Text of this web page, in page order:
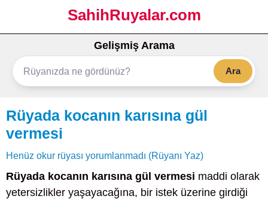
SahihRuyalar.com
Gelişmiş Arama
Ara
Rüyada kocanın karısına gül
vermesi
Henüz okur rüyası yorumlanmadı (Rüyanı Yaz)
Rüyada kocanın karısına gül vermesi maddi olarak
yetersizlikler yaşayacağına, bir istek üzerine girdiği